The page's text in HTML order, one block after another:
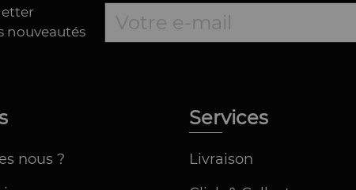
nouveautés
nous ?
Services
Livraison